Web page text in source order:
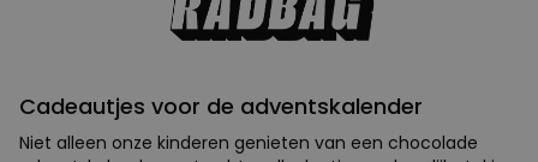
Cadeautjes voor de adventskalender
Niet alleen onze kinderen genieten van een chocolade